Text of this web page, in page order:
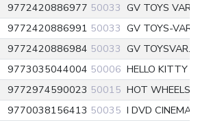
9772420886977 50033 GV TOYS
9772420886991 50033 GV TOYS-
9772420886984 50033 GV
9773035044004 50006 HELLO KITTY
9772974590023 50015 HOT WHEELS
9770038156413 50035 I DVD CINEMA